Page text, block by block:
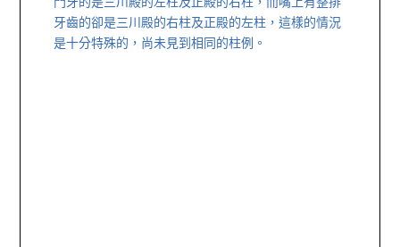
牙齒的卻是三川殿的右柱及正殿的左柱，這樣的情況
是十分特殊的，尚未見到相同的柱例。